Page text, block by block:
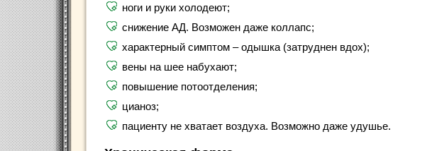
ноги и руки холодеют;
снижение АД. Возможен даже коллапс;
характерный симптом – одышка (затруднен вдох);
вены на шее набухают;
повышение потоотделения;
цианоз;
пациенту не хватает воздуха. Возможно даже удушье.